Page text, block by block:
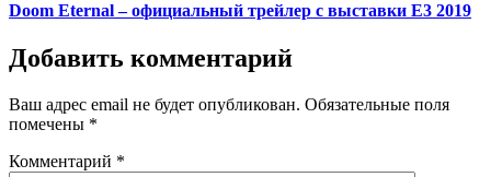
Doom Eternal – официальный трейлер с выставки E3 2019
Добавить комментарий
Ваш адрес email не будет опубликован. Обязательные поля
помечены *
Комментарий *